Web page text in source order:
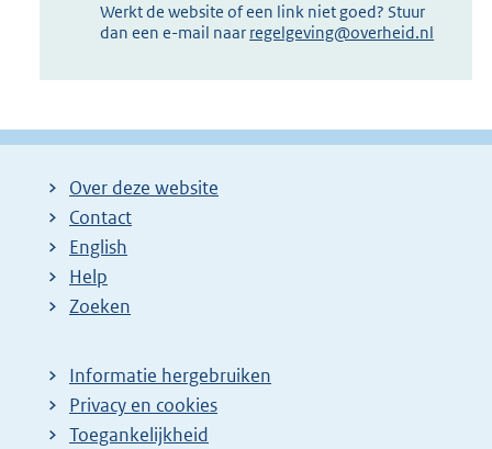
Werkt de website of een link niet goed? Stuur
dan een e-mail naar regelgeving@overheid.nl
Over deze website
Contact
English
Help
Zoeken
Informatie hergebruiken
Privacy en cookies
Toegankelijkheid